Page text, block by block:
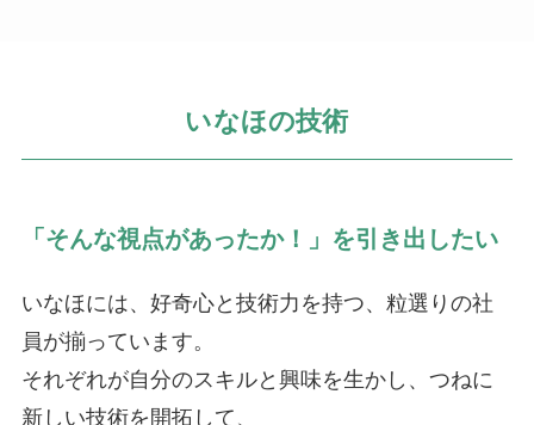
いなほの技術
「そんな視点があったか！」を引き出したい
いなほには、好奇心と技術力を持つ、粒選りの社
員が揃っています。
それぞれが自分のスキルと興味を生かし、つねに
新しい技術を開拓して、